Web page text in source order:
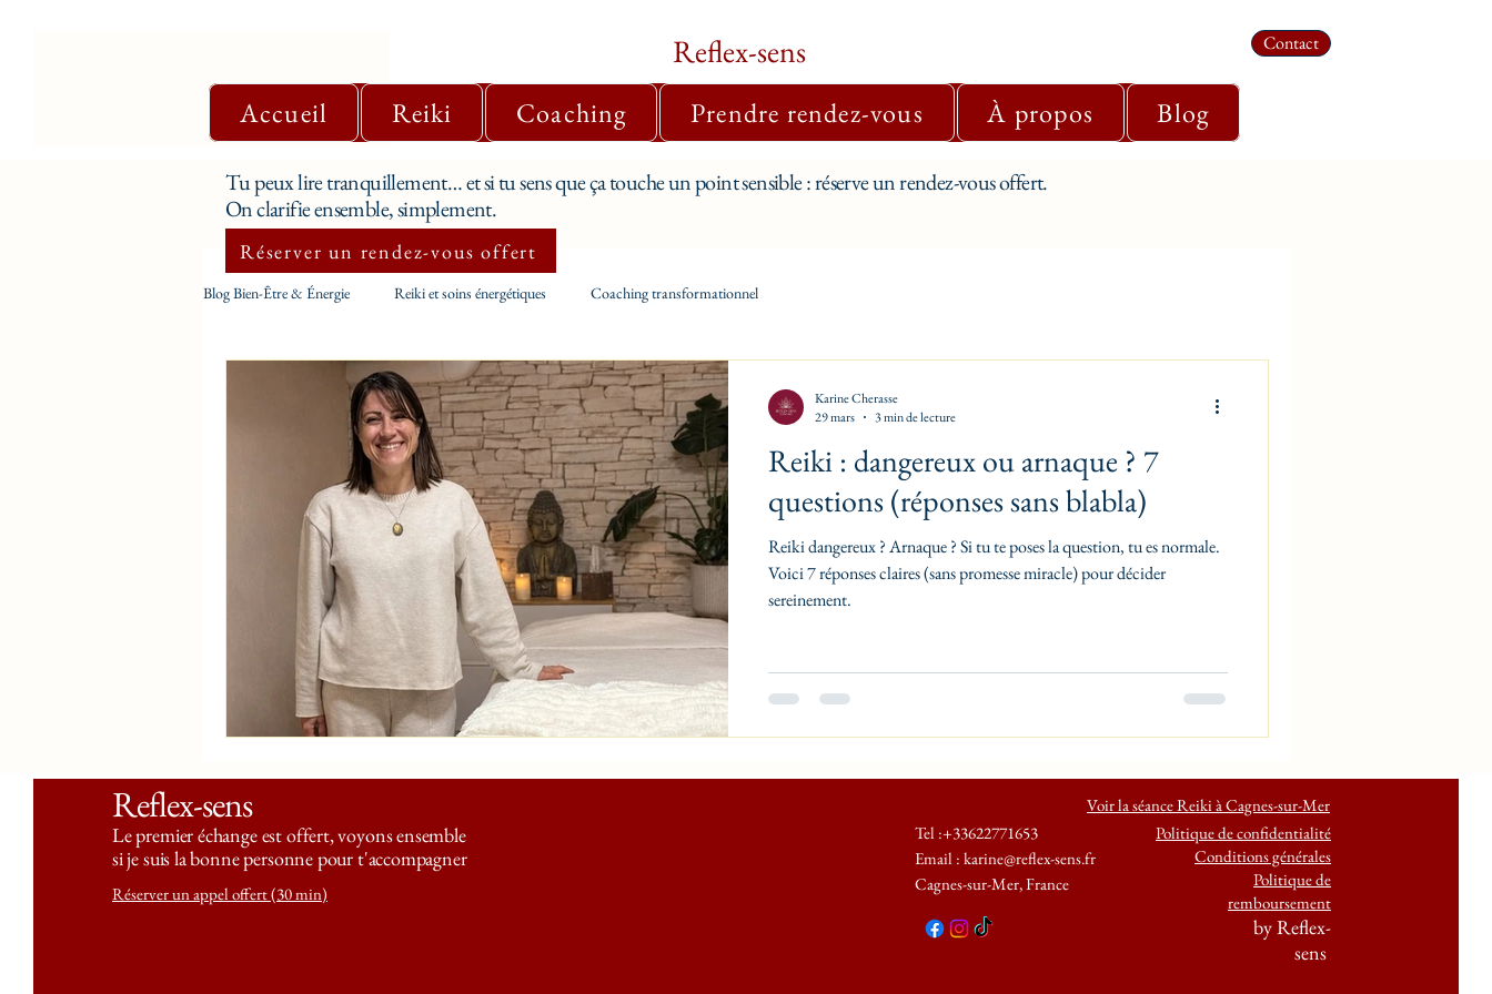
Contact
Accueil Reiki Coaching Prendre rendez-vous À propos Blog
Reflex-sens
Tu peux lire tranquillement… et si tu sens que ça touche un point sensible : réserve un rendez-vous offert.
On clarifie ensemble, simplement.
Blog Bien-Être & Énergie Reiki et soins énergétiques Coaching transformationnel
Reiki : dangereux ou arnaque ? 7
questions (réponses sans blabla)
Reiki dangereux ? Arnaque ? Si tu te poses la question, tu es normale.
Voici 7 réponses claires (sans promesse miracle) pour décider
sereinement.
Karine Cherasse
29 mars
3 min de lecture
Réserver un rendez-vous offert
Reflex-sens
Le premier échange est offert, voyons ensemble
si je suisla bonne personnepour t'accompagner
Réserver un appel offert (30 min)
Voir la séance Reiki à Cagnes-sur-Mer
Tel :+33622771653
Email : karine@reflex-sens.fr
Cagnes-sur-Mer, France
Politique de confidentialité
Conditions générales
Politique de
remboursement
by Reflex-
sens